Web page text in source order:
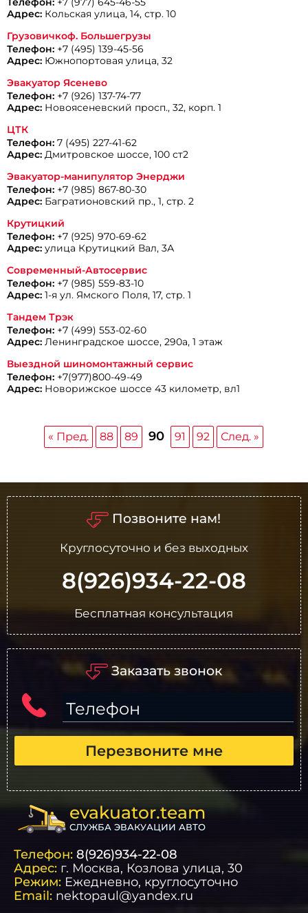
Адрес: Кольская улица, 14, стр. 10
Грузовичкоф. Большегрузы
Телефон: +7 (495) 139-45-56
Адрес: Южнопортовая улица, 32
Эвакуатор Ясенево
Телефон: +7 (926) 137-74-77
Адрес: Новоясеневский просп., 32, корп. 1
ЦТК
Телефон: 7 (495) 227-41-62
Адрес: Дмитровское шоссе, 100 ст2
Эвакуатор-манипулятор Энерджи
Телефон: +7 (985) 867-80-30
Адрес: Багратионовский пр., 1, стр. 2
Крутицкий
Телефон: +7 (925) 970-69-62
Адрес: улица Крутицкий Вал, 3А
Современный-Автосервис
Телефон: +7 (985) 559-83-10
Адрес: 1-я ул. Ямского Поля, 17, стр. 1
Тандем Трэк
Телефон: +7 (499) 553-02-60
Адрес: Ленинградское шоссе, 290а, 1 этаж
Выездной шиномонтажный сервис
Телефон: +7(977)800-49-49
Адрес: Новорижское шоссе 43 километр, вл1
« Пред. 88 89 90 91 92 След. »
Позвоните нам!
Круглосуточно и без выходных
8(926)934-22-08
Бесплатная консультация
Заказать звонок
Телефон
Перезвоните мне
evakuator.team
СЛУЖБА ЭВАКУАЦИИ АВТО
Телефон: 8(926)934-22-08
Адрес: г. Москва, Козлова улица, 30
Режим: Ежедневно, круглосуточно
Email: nektopaul@yandex.ru